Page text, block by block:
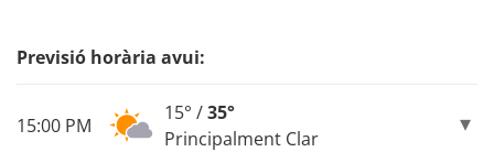
Previsió horària avui:
15:00 PM
15° /35°
Principalment Clar